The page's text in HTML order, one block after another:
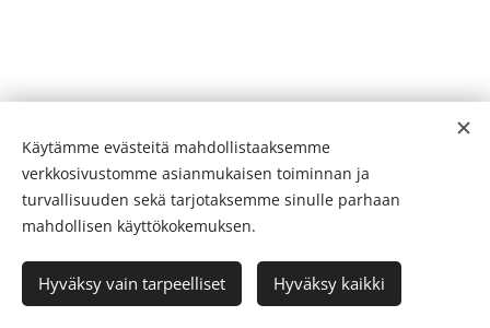
Ikääntymisen Ihmeet 2026
LuotuWebnodella Evästeet
Käytämme evästeitä mahdollistaaksemme
verkkosivustomme asianmukaisen toiminnan ja
turvallisuuden sekä tarjotaksemme sinulle parhaan
mahdollisen käyttökokemuksen.
Hyväksy vain tarpeelliset Hyväksy kaikki